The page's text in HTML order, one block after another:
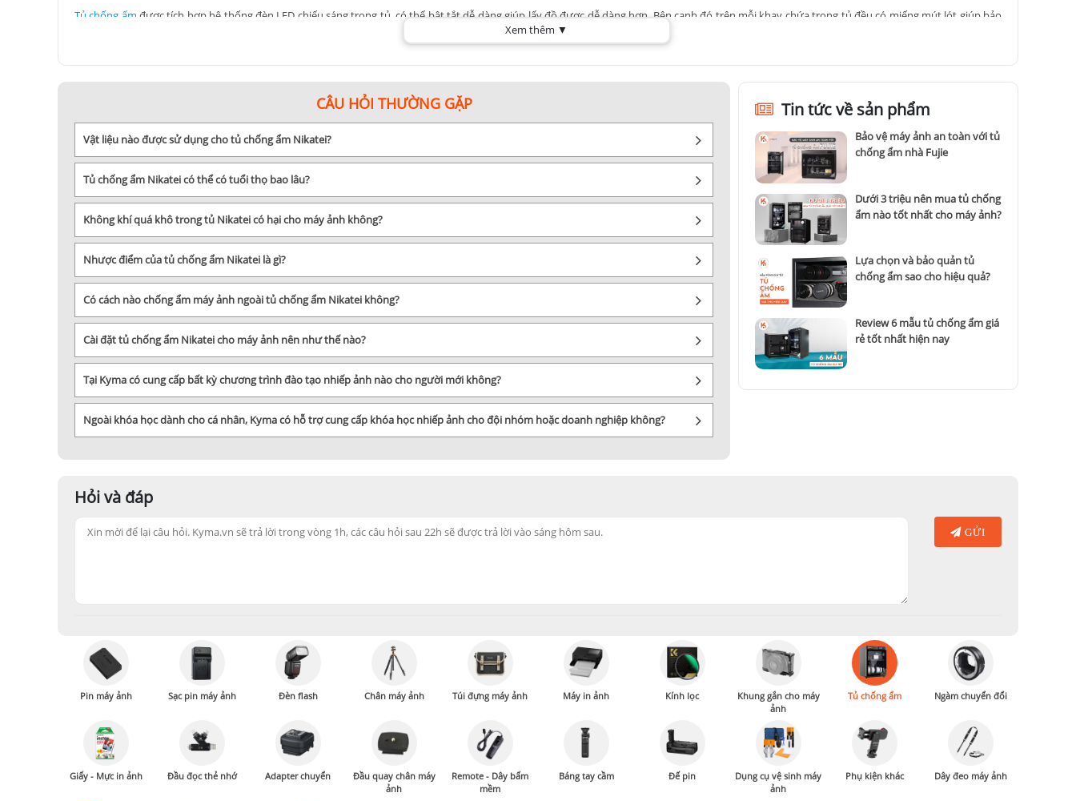
Tủ chống ẩm được tích hợp hệ thống đèn LED chiếu sáng trong tủ, có thể bật tắt dễ dàng giúp lấy đồ được dễ dàng hơn. Bên cạnh đó trên mỗi khay chứa trong tủ đều có miếng mút lót giúp bảo
Nikatei cũng thiết kế tủ với đa dạng dung tích từ 20l cho đến 1500l, phù hợp với cả nhu cầu sử dụng cá nhân hay các studio lớn. Giá thành của tủ chống ẩm Nikatei cũng rất phải chăng, dao động
Hãy đến với Kyma.vn để khám phá sự đa dạng trong các mẫu mã và kích thước của tủ chống ẩm Nikatei. Với sản phẩm này, bạn sẽ có được một giải pháp an toàn và hiệu quả để bảo vệ bộ đồ
nghề của mình khỏi ẩm mốc và hư hỏng. Đừng để đồ dùng quý báu của bạn bị tổn thất vì độ ẩm nữa, hãy đầu tư vào tủ chống ẩm Nikatei tại Kyma và đảm bảo sự bền vững của chúng.
Xem thêm ▼
CÂU HỎI THƯỜNG GẶP
Vật liệu nào được sử dụng cho tủ chống ẩm Nikatei?
Tủ chống ẩm Nikatei có thể có tuổi thọ bao lâu?
Không khí quá khô trong tủ Nikatei có hại cho máy ảnh không?
Nhược điểm của tủ chống ẩm Nikatei là gì?
Có cách nào chống ẩm máy ảnh ngoài tủ chống ẩm Nikatei không?
Cài đặt tủ chống ẩm Nikatei cho máy ảnh nên như thế nào?
Tại Kyma có cung cấp bất kỳ chương trình đào tạo nhiếp ảnh nào cho người mới không?
Ngoài khóa học dành cho cá nhân, Kyma có hỗ trợ cung cấp khóa học nhiếp ảnh cho đội nhóm hoặc doanh nghiệp không?
Tin tức về sản phẩm
Bảo vệ máy ảnh an toàn với tủ
chống ẩm nhà Fujie
Dưới 3 triệu nên mua tủ chống
ẩm nào tốt nhất cho máy ảnh?
Lựa chọn và bảo quản tủ
chống ẩm sao cho hiệu quả?
Review 6 mẫu tủ chống ẩm giá
rẻ tốt nhất hiện nay
Hỏi và đáp
GỬI
Pin máy ảnh Sạc pin máy ảnh Đèn flash Chân máy ảnh Túi đựng máy ảnh Máy in ảnh Kính lọc
Khung gắn cho máy
ảnh
Tủ chống ẩm Ngàm chuyển đổi
Giấy - Mực in ảnh Đầu đọc thẻ nhớ Adapter chuyển
Đầu quay chân máy
ảnh
Remote - Dây bấm
mềm
Báng tay cầm Đế pin
Dụng cụ vệ sinh máy
ảnh
Phụ kiện khác Dây đeo máy ảnh